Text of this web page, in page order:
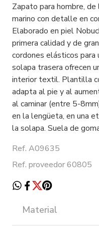
Zapato para hombre,
marino con detalle en
Elaborado en piel
primera calidad y de
cordones elásticos
solapa trasera ofrecen
interior textil. Plantilla
adapta al pie y al
al caminar (entre 5-
en la lengüeta, en una
la solapa. Suela de
Ref. A09635
Ref. proveedor 60805
Material